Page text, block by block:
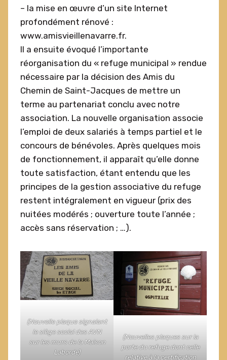
– la mise en œuvre d’un site Internet
profondément rénové :
www.amisvieillenavarre.fr.
Il a ensuite évoqué l’importante
réorganisation du « refuge municipal » rendue
nécessaire par la décision des Amis du
Chemin de Saint-Jacques de mettre un
terme au partenariat conclu avec notre
association. La nouvelle organisation associe
l’emploi de deux salariés à temps partiel et le
concours de bénévoles. Après quelques mois
de fonctionnement, il apparaît qu’elle donne
toute satisfaction, étant entendu que les
principes de la gestion associative du refuge
restent intégralement en vigueur (prix des
nuitées modérés ; ouverture toute l’année ;
accès sans réservation ; …).
(Nouvelle plaque signalant
le siège social des AVN
sur les murs de la Maison
Laborde)
(Nouvelles plaques sur la
porte du refuge dont celle
relative à la certification